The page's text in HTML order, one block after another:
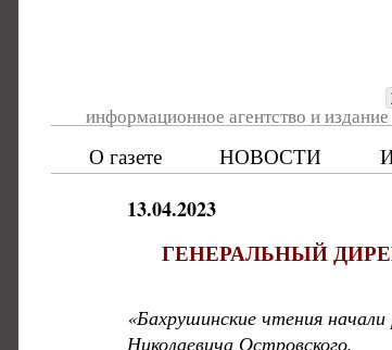
информационное агентство и издание
О газете НОВОСТИ
13.04.2023
ГЕНЕРАЛЬНЫЙ
«Бахрушинские чтения
Николаевича Островского.